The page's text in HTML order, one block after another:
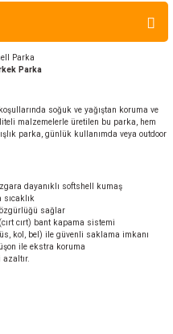
Parka
Parka
soğuk ve yağıştan koruma ve
malzemelerle üretilen bu parka, hem
parka, günlük kullanımda veya outdoor
dayanıklı softshell kumaş
sağlar
cırt) bant kapama sistemi
kol, bel) ile güvenli saklama imkanı
ile ekstra koruma
azaltır.